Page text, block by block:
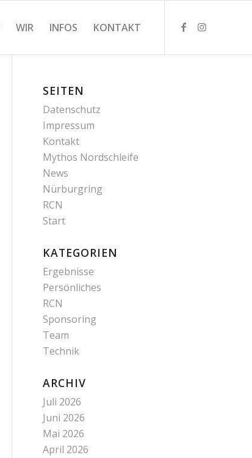
WIR INFOS KONTAKT
SEITEN
Datenschutz
Impressum
Kontakt
Mythos Nordschleife
News
Nürburgring
RCN
Start
KATEGORIEN
Ergebnisse
Persönliches
RCN
Sponsoring
Team
Technik
ARCHIV
Juli 2026
Juni 2026
Mai 2026
April 2026